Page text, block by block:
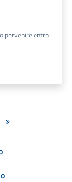
pervenire entro
successiva
Ultima pagina